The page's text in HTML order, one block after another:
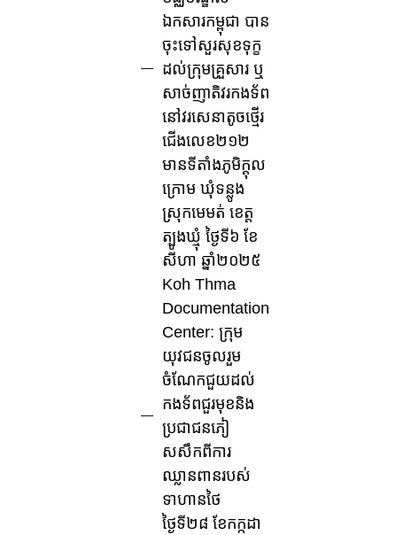
ឯកសារកម្ពុជា បាន
ចុះទៅសួរសុខទុក្ខ
ដល់ក្រុមគ្រួសារ ឬ
សាច់ញាតិវរកងទ័ព
នៅវរសេនាតូចថ្មើរ
ជើងលេខ២១២
មានទីតាំងភូមិក្តុល
ក្រោម ឃុំទន្លូង
ស្រុកមេមត់ ខេត្ត
ត្បូងឃ្មុំ ថ្ងៃទី៦ ខែ
សីហា ឆ្នាំ២០២៥
Koh Thma
Documentation
Center: ក្រុម
យុវជនចូលរួម
ចំណែកជួយដល់
កងទ័ពជួរមុខនិង
ប្រជាជនភៀ
សសឹកពីការ
ឈ្លានពានរបស់
ទាហានថៃ
ថ្ងៃទី២៨ ខែកក្កដា